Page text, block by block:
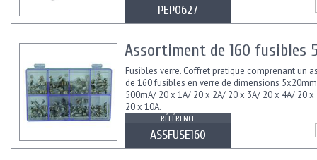
PEP0627
Assortiment de 160 fusibles
Fusibles verre. Coffret pratique comprenant un
de 160 fusibles en verre de dimensions
500mA/ 20 x 1A/ 20 x 2A/ 20 x 3A/ 20 x 4A/ 20
20 x 10A.
RÉFÉRENCE
ASSFUSE160